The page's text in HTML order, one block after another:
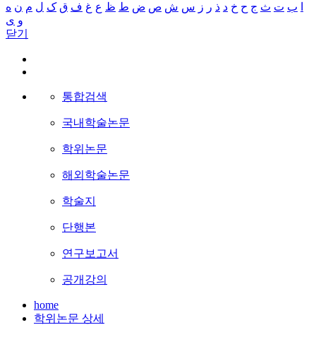
ب ت ث ج ح خ د ذ ر ز س ش ص ض ط ظ ع غ ف ق ک ل م ن ه
و ی
닫기
통합검색
국내학술논문
학위논문
해외학술논문
학술지
단행본
연구보고서
공개강의
home
학위논문 상세